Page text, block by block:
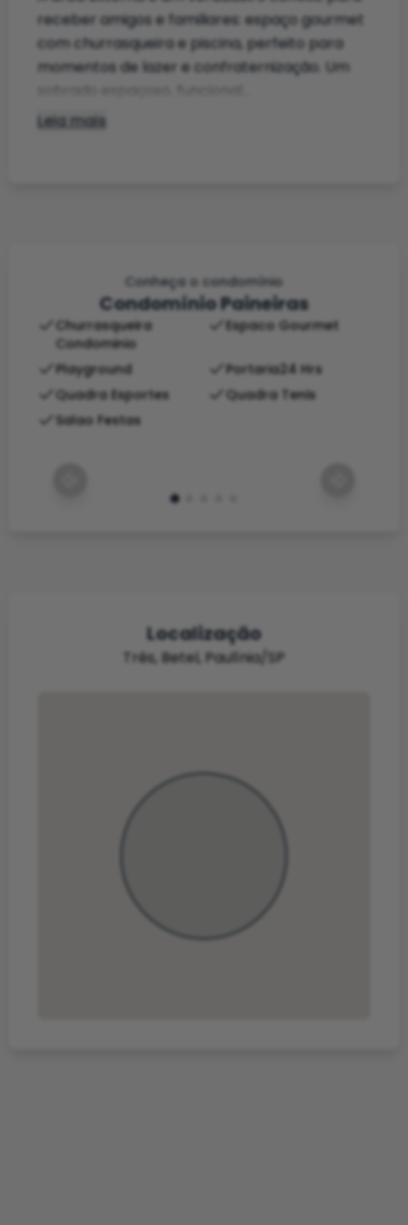
receber amigos e familiares: espaço gourmet
com churrasqueira e piscina, perfeito para
momentos de lazer e confraternização. Um
Leia mais
Conheça o condomínio
Condomínio Paineiras
Churrasqueira
Condominio
Espaco Gourmet
Playground
Portaria24 Hrs
Quadra Esportes
Quadra Tenis
Salao Festas
Localização
Três, Betel, Paulínia/SP